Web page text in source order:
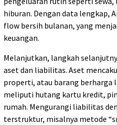
hiburan. Dengan data lengkap,
flow bersih bulanan, yang
keuangan.
Melanjutkan, langkah
aset dan liabilitas. Aset
properti, atau barang berharga
meliputi hutang kartu kredit,
rumah. Mengurangi liabilitas
terstruktur, misalnya metode